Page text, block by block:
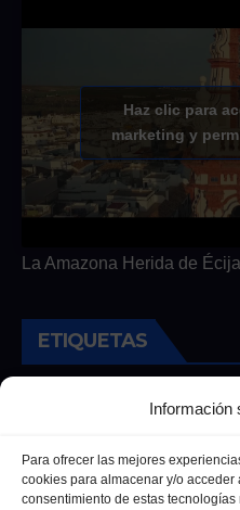
Información
Para ofrecer las mejores
cookies para almacenar y/o acceder
consentimiento de estas tecnologías
Haz clic para
marketing y
La Amazona Herida de
ETIQUETAS
Andalucía